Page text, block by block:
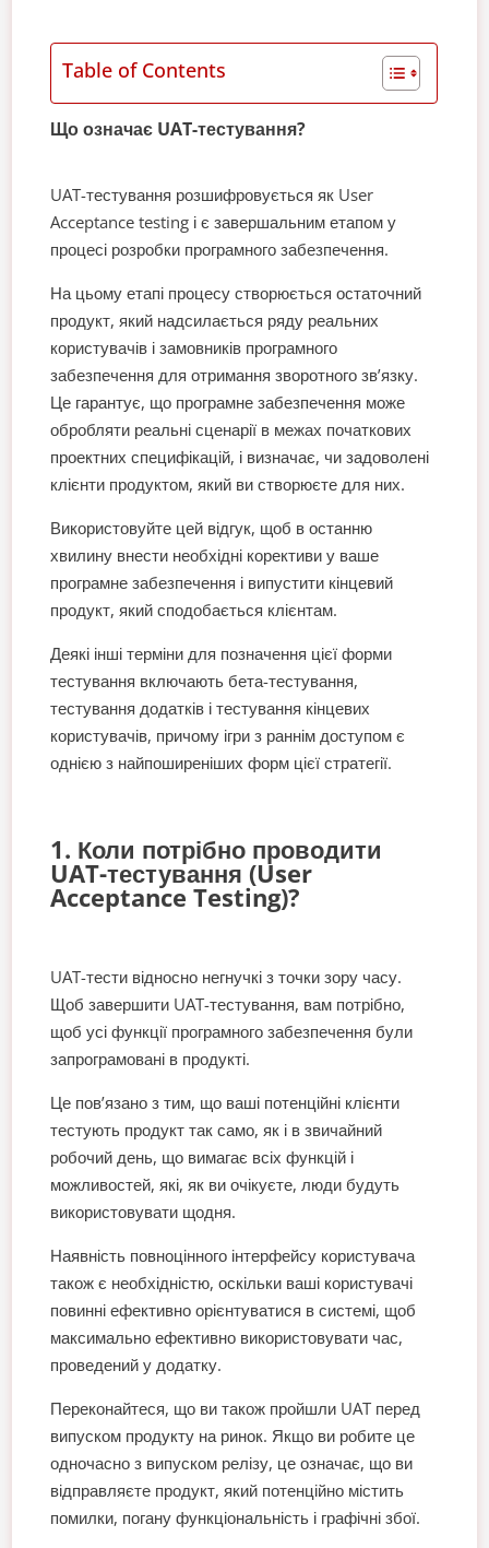
Table of Contents
Що означає UAT-тестування?
UAT-тестування розшифровується як User
Acceptance testing і є завершальним етапом у
процесі розробки програмного забезпечення.
На цьому етапі процесу створюється остаточний
продукт, який надсилається ряду реальних
користувачів і замовників програмного
забезпечення для отримання зворотного зв’язку.
Це гарантує, що програмне забезпечення може
обробляти реальні сценарії в межах початкових
проектних специфікацій, і визначає, чи задоволені
клієнти продуктом, який ви створюєте для них.
Використовуйте цей відгук, щоб в останню
хвилину внести необхідні корективи у ваше
програмне забезпечення і випустити кінцевий
продукт, який сподобається клієнтам.
Деякі інші терміни для позначення цієї форми
тестування включають бета-тестування,
тестування додатків і тестування кінцевих
користувачів, причому ігри з раннім доступом є
однією з найпоширеніших форм цієї стратегії.
1. Коли потрібно проводити
UAT-тестування (User
Acceptance Testing)?
UAT-тести відносно негнучкі з точки зору часу.
Щоб завершити UAT-тестування, вам потрібно,
щоб усі функції програмного забезпечення були
запрограмовані в продукті.
Це пов’язано з тим, що ваші потенційні клієнти
тестують продукт так само, як і в звичайний
робочий день, що вимагає всіх функцій і
можливостей, які, як ви очікуєте, люди будуть
використовувати щодня.
Наявність повноцінного інтерфейсу користувача
також є необхідністю, оскільки ваші користувачі
повинні ефективно орієнтуватися в системі, щоб
максимально ефективно використовувати час,
проведений у додатку.
Переконайтеся, що ви також пройшли UAT перед
випуском продукту на ринок. Якщо ви робите це
одночасно з випуском релізу, це означає, що ви
відправляєте продукт, який потенційно містить
помилки, погану функціональність і графічні збої.